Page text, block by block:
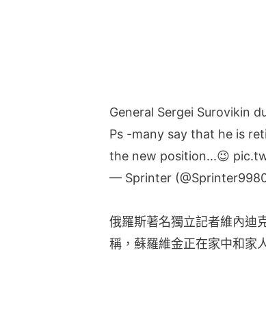
General Sergei Surovikin
Ps -many say that he is
the new position...😉
— Sprinter
俄羅斯著名獨立記者維內迪
稱，蘇羅維金正在家中和家